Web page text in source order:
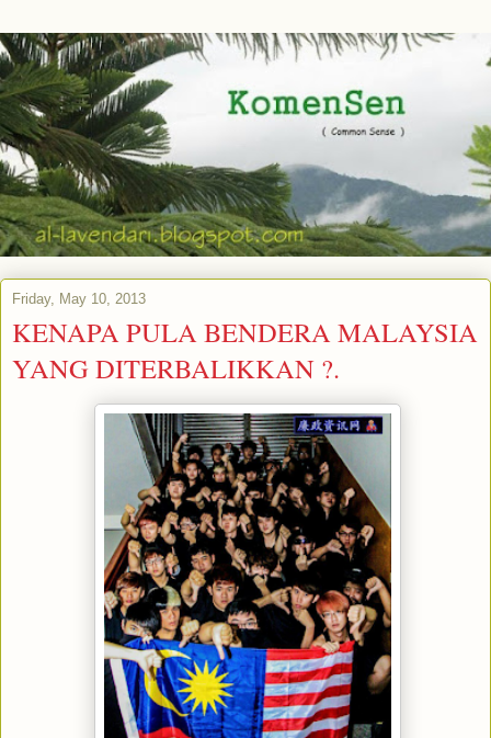
Friday, May 10, 2013
KENAPA PULA BENDERA MALAYSIA
YANG DITERBALIKKAN ?.